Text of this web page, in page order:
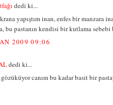
dedi ki...
yapıştım inan, enfes bir manzara
bu pastanın kendisi bir kutlama sebebi
2009 09:06
dedi ki...
canım bu kadar basit bir